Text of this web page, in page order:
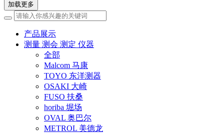
加载更多
产品展示
测量 测会 测定 仪器
全部
Malcom 马康
TOYO 东洋测器
OSAKI 大崎
FUSO 扶桑
horiba 堀场
OVAL 奥巴尔
METROL 美德龙